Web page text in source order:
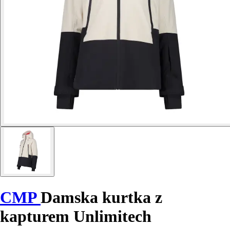
CMPDamska kurtka z
kapturem Unlimitech